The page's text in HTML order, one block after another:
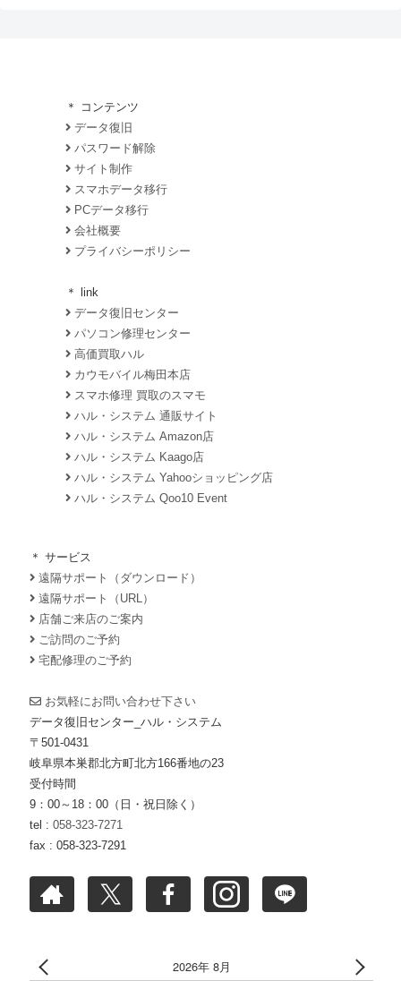
＊ コンテンツ
データ復旧
パスワード解除
サイト制作
スマホデータ移行
PCデータ移行
会社概要
プライバシーポリシー
＊ link
データ復旧センター
パソコン修理センター
高価買取ハル
カウモバイル梅田本店
スマホ修理 買取のスマモ
ハル・システム 通販サイト
ハル・システム Amazon店
ハル・システム Kaago店
ハル・システム Yahooショッピング店
ハル・システム Qoo10 Event
＊ サービス
遠隔サポート（ダウンロード）
遠隔サポート（URL）
店舗ご来店のご案内
ご訪問のご予約
宅配修理のご予約
お気軽にお問い合わせ下さい
データ復旧センター_ハル・システム
〒501-0431
岐阜県本巣郡北方町北方166番地の23
受付時間
9：00～18：00（日・祝日除く）
tel : 058-323-7271
fax : 058-323-7291
2026年 8月